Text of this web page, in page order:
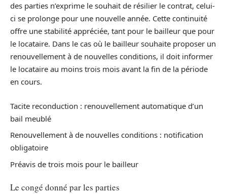
des parties n’exprime le souhait de résilier le contrat, celui-
ci se prolonge pour une nouvelle année. Cette continuité
offre une stabilité appréciée, tant pour le bailleur que pour
le locataire. Dans le cas où le bailleur souhaite proposer un
renouvellement à de nouvelles conditions, il doit informer
le locataire au moins trois mois avant la fin de la période
en cours.
Tacite reconduction : renouvellement automatique d’un
bail meublé
Renouvellement à de nouvelles conditions : notification
obligatoire
Préavis de trois mois pour le bailleur
Le congé donné par les parties